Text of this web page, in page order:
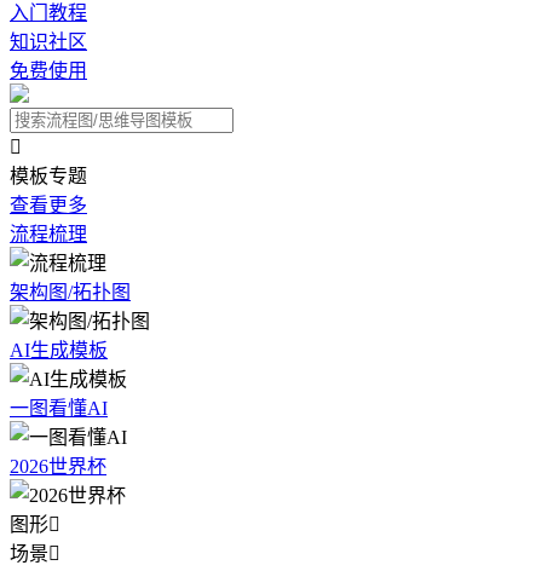
入门教程
知识社区
免费使用

模板专题
查看更多
流程梳理
架构图/拓扑图
AI生成模板
一图看懂AI
2026世界杯
图形
场景